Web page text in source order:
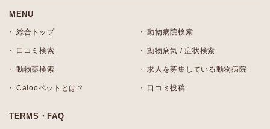
MENU
総合トップ 動物病院検索
口コミ検索 動物病気 / 症状検索
動物薬検索 求人を募集している動物病院
Calooペットとは？ 口コミ投稿
TERMS・FAQ